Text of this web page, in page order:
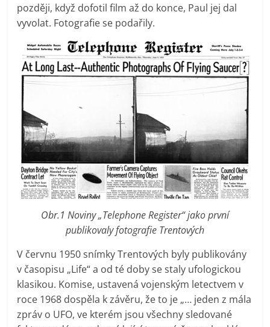
později, když dofotil film až do konce, Paul jej dal
vyvolat. Fotografie se podařily.
Obr.1 Noviny „Telephone Register“ jako první
publikovaly fotografie Trentových
V červnu 1950 snímky Trentových byly publikovány
v časopisu „Life“ a od té doby se staly ufologickou
klasikou. Komise, ustavená vojenským letectvem v
roce 1968 dospěla k závěru, že to je „… jeden z mála
zpráv o UFO, ve kterém jsou všechny sledované